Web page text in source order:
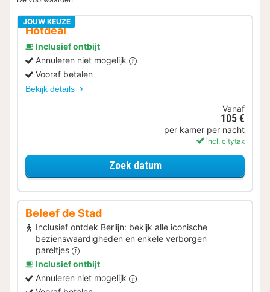
JOUW KEUZE
Hotdeal
Inclusief ontbijt
Annuleren niet mogelijk
Vooraf betalen
Bekijk details
Vanaf
105 €
per kamer per nacht
incl. citytax
Zoek datumvoor Standard kamer
Beleef de Stad
Inclusief ontdek Berlijn: bekijk alle iconische
bezienswaardigheden en enkele verborgen
pareltjes
Inclusief ontbijt
Annuleren niet mogelijk